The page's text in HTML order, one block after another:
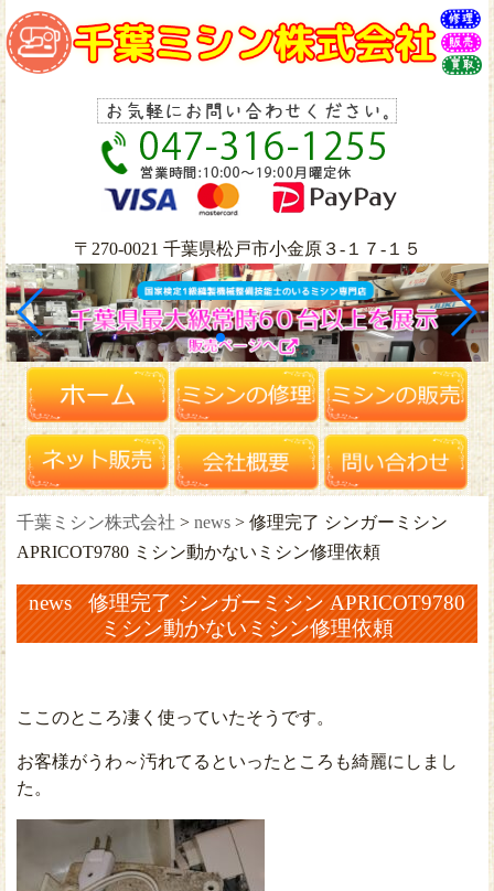
〒270-0021 千葉県松戸市小金原３-１７-１５
千葉ミシン株式会社 > news > 修理完了 シンガーミシン
APRICOT9780 ミシン動かないミシン修理依頼
news 修理完了 シンガーミシン APRICOT9780
ミシン動かないミシン修理依頼
ここのところ凄く使っていたそうです。
お客様がうわ～汚れてるといったところも綺麗にしまし
た。